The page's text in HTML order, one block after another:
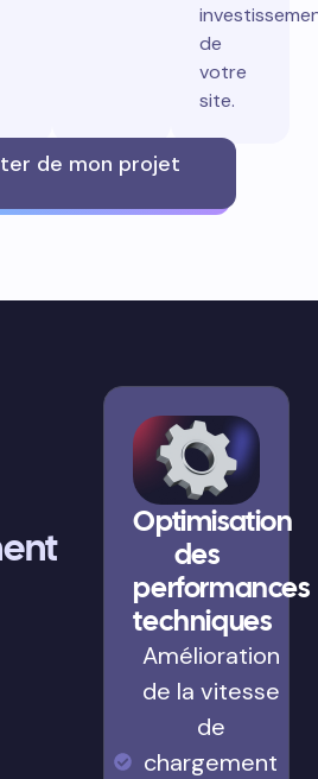
de
votre
site.
de mon projet
Optimisation
des
performances
techniques
Amélioration
de la vitesse
de
chargement